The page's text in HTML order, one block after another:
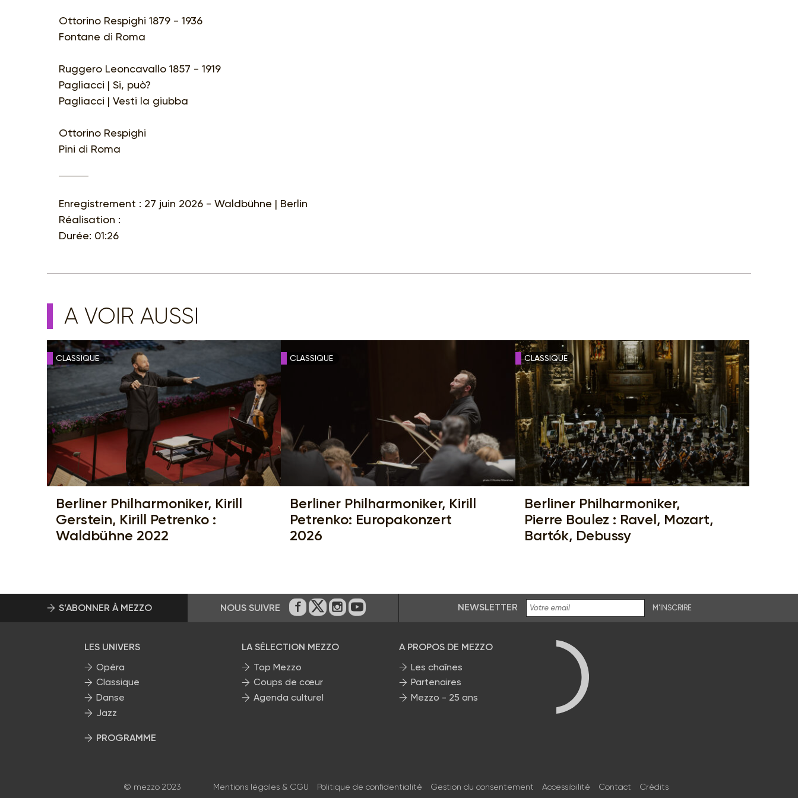
Ottorino Respighi 1879 - 1936
Fontane di Roma
Ruggero Leoncavallo 1857 - 1919
Pagliacci | Si, può?
Pagliacci | Vesti la giubba
Ottorino Respighi
Pini di Roma
Enregistrement : 27 juin 2026 - Waldbühne | Berlin
Réalisation :
Durée: 01:26
A VOIR AUSSI
CLASSIQUE
Berliner Philharmoniker, Kirill
Gerstein, Kirill Petrenko :
Waldbühne 2022
CLASSIQUE
Berliner Philharmoniker, Kirill
Petrenko: Europakonzert
2026
CLASSIQUE
Berliner Philharmoniker,
Pierre Boulez : Ravel, Mozart,
Bartók, Debussy
S’ABONNER À MEZZO NOUS SUIVRE Sur Facebook
Sur Twitter
Sur Instagram
Sur Youtube NEWSLETTER M'INSCRIRE
LES UNIVERS
Opéra
Classique
Danse
Jazz
PROGRAMME
LA SÉLECTION MEZZO
Top Mezzo
Coups de cœur
Agenda culturel
A PROPOS DE MEZZO
Les chaînes
Partenaires
Mezzo - 25 ans
© mezzo 2023 Mentions légales & CGU Politique de confidentialité Gestion du consentement Accessibilité Contact Crédits